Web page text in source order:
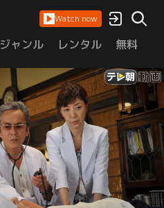
Watch now
ジャンル レンタル 無料